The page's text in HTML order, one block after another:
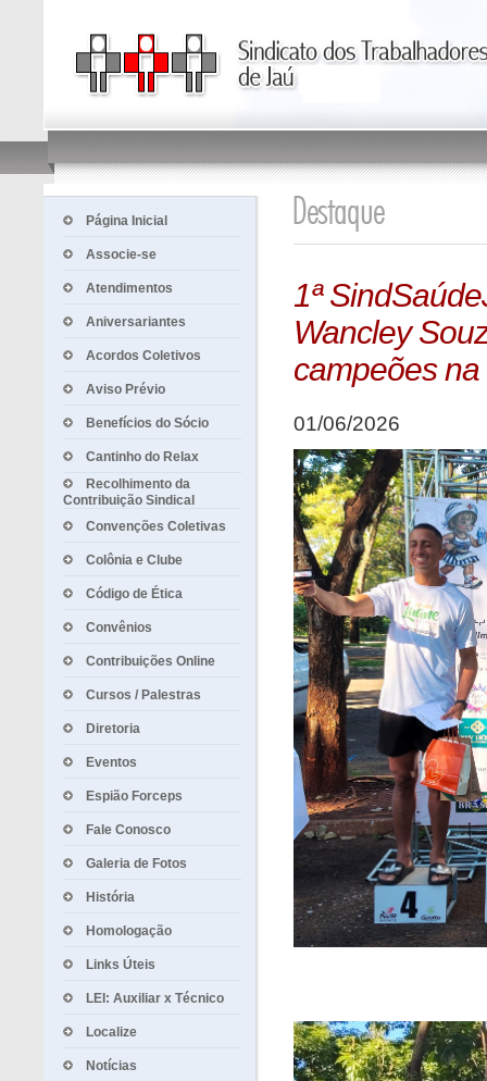
Página Inicial
Associe-se
Atendimentos
Aniversariantes
Acordos Coletivos
Aviso Prévio
Benefícios do Sócio
Cantinho do Relax
Recolhimento da
Contribuição Sindical
Convenções Coletivas
Colônia e Clube
Código de Ética
Convênios
Contribuições Online
Cursos / Palestras
Diretoria
Eventos
Espião Forceps
Fale Conosco
Galeria de Fotos
História
Homologação
Links Úteis
LEI: Auxiliar x Técnico
Localize
Notícias
1ª
Wancley
campeões
01/06/2026